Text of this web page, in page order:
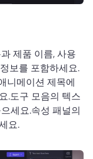
제품 이름, 사용
보를 포함하세요.
니메이션 제목에
.도구 모음의 텍스
세요.속성 패널의
요.